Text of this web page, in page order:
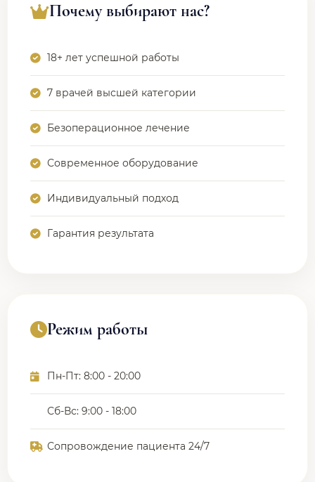
Почему выбирают нас?
18+ лет успешной работы
7 врачей высшей категории
Безоперационное лечение
Современное оборудование
Индивидуальный подход
Гарантия результата
Режим работы
Пн-Пт: 8:00 - 20:00
Сб-Вс: 9:00 - 18:00
Сопровождение пациента 24/7